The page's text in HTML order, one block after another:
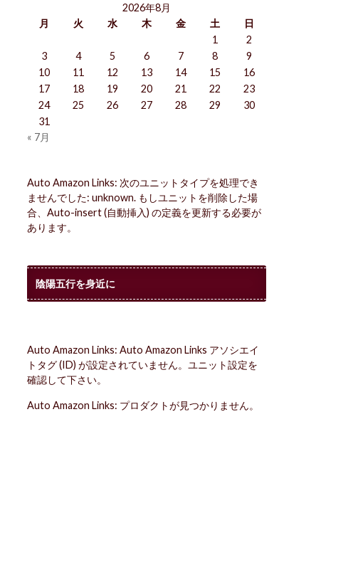
2026年8月
月
火 水 木 金 土
日
1
2
3
4 5 6 7 8
9
10
11 12 13 14 15
16
17
18 19 20 21 22
23
24
25 26 27 28 29
30
31
« 7月
Auto Amazon Links: 次のユニットタイプを処理でき
ませんでした: unknown. もしユニットを削除した場
合、Auto-insert (自動挿入) の定義を更新する必要が
あります。
陰陽五行を身近に
Auto Amazon Links: Auto Amazon Links アソシエイ
トタグ (ID) が設定されていません。ユニット設定を
確認して下さい。
Auto Amazon Links: プロダクトが見つかりません。